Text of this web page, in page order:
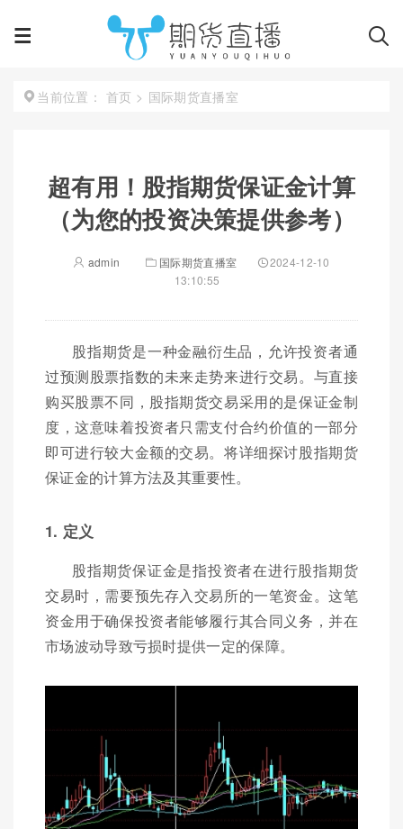
当前位置： 首页 > 国际期货直播室
超有用！股指期货保证金计算
（为您的投资决策提供参考）
admin 国际期货直播室
2024-12-10
13:10:55
股指期货是一种金融衍生品，允许投资者通
过预测股票指数的未来走势来进行交易。与直接
购买股票不同，股指期货交易采用的是保证金制
度，这意味着投资者只需支付合约价值的一部分
即可进行较大金额的交易。将详细探讨股指期货
保证金的计算方法及其重要性。
1. 定义
股指期货保证金是指投资者在进行股指期货
交易时，需要预先存入交易所的一笔资金。这笔
资金用于确保投资者能够履行其合同义务，并在
市场波动导致亏损时提供一定的保障。